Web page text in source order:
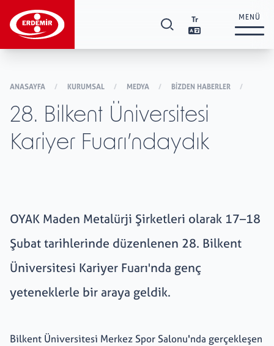
Yatırımcı İlişkileri
Tedarikçi İlişkileri +
Sürdürülebilirlik
Tr MENÜ
ANASAYFA / KURUMSAL / MEDYA / BIZDEN HABERLER /
28. Bilkent Üniversitesi
Kariyer Fuarı’ndaydık
OYAK Maden Metalürji Şirketleri olarak 17–18
Şubat tarihlerinde düzenlenen 28. Bilkent
Üniversitesi Kariyer Fuarı'nda genç
yeteneklerle bir araya geldik.
Bilkent Üniversitesi Merkez Spor Salonu'nda gerçekleşen